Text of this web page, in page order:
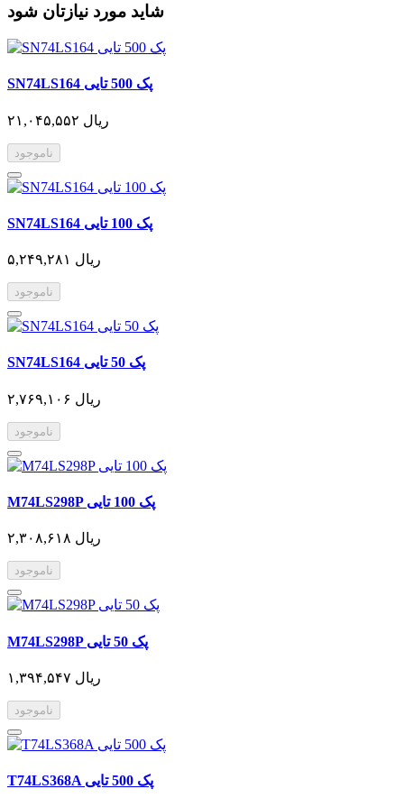
شاید مورد نیازتان شود
SN74LS164 پک 500 تایی
۲۱,۰۴۵,۵۵۲ ریال
ناموجود
SN74LS164 پک 100 تایی
۵,۲۴۹,۲۸۱ ریال
ناموجود
SN74LS164 پک 50 تایی
۲,۷۶۹,۱۰۶ ریال
ناموجود
M74LS298P پک 100 تایی
۲,۳۰۸,۶۱۸ ریال
ناموجود
M74LS298P پک 50 تایی
۱,۳۹۴,۵۴۷ ریال
ناموجود
T74LS368A پک 500 تایی